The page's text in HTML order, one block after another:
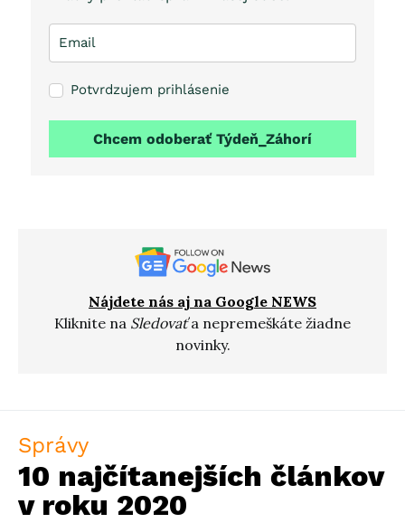
Potvrdzujem prihlásenie
Chcem odoberať Týdeň_Záhorí
Nájdete nás aj na Google NEWS
Kliknite na Sledovaťa nepremeškáte žiadne
novinky.
Správy
10 najčítanejších článkov
v roku 2020